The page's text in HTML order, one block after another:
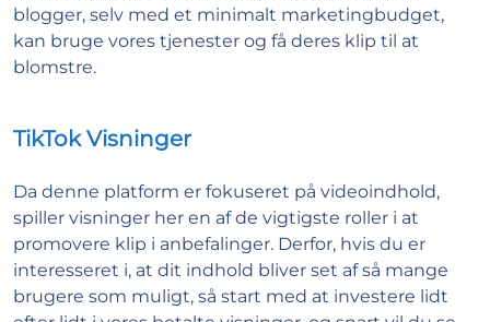
blogger, selv med et minimalt marketingbudget,
kan bruge vores tjenester og få deres klip til at
blomstre.
TikTok Visninger
Da denne platform er fokuseret på videoindhold,
spiller visninger her en af de vigtigste roller i at
promovere klip i anbefalinger. Derfor, hvis du er
interesseret i, at dit indhold bliver set af så mange
brugere som muligt, så start med at investere lidt